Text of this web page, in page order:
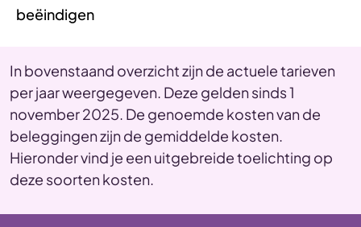
beëindigen
In bovenstaand overzicht zijn de actuele tarieven
per jaar weergegeven. Deze gelden sinds 1
november 2025. De genoemde kosten van de
beleggingen zijn de gemiddelde kosten.
Hieronder vind je een uitgebreide toelichting op
deze soorten kosten.